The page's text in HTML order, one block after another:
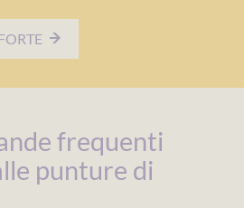
frequenti
punture di